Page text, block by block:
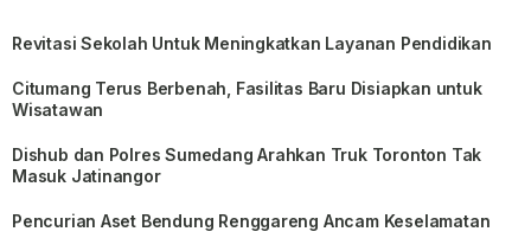
Revitasi Sekolah Untuk Meningkatkan Layanan Pendidikan
Citumang Terus Berbenah, Fasilitas Baru Disiapkan untuk
Wisatawan
Dishub dan Polres Sumedang Arahkan Truk Toronton Tak
Masuk Jatinangor
Pencurian Aset Bendung Renggareng Ancam Keselamatan